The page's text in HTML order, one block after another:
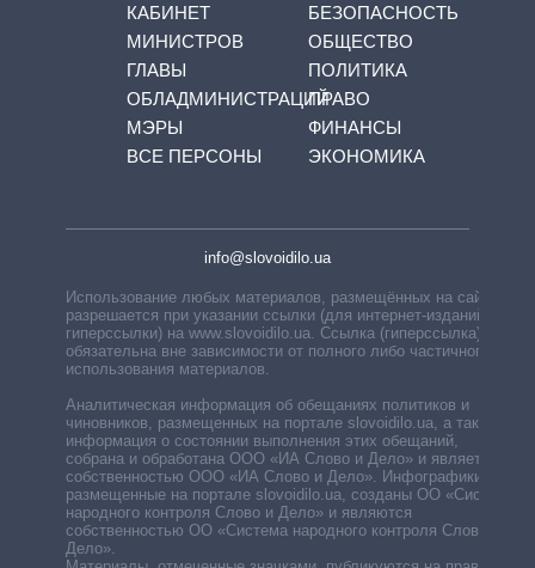
КАБИНЕТ
МИНИСТРОВ
ГЛАВЫ
ОБЛАДМИНИСТРАЦИЙ
МЭРЫ
ВСЕ ПЕРСОНЫ
БЕЗОПАСНОСТЬ
ОБЩЕСТВО
ПОЛИТИКА
ПРАВО
ФИНАНСЫ
ЭКОНОМИКА
info@slovoidilo.ua
Использование любых материалов, размещённых на сайте,
разрешается при указании ссылки (для интернет-изданий —
гиперссылки) на www.slovoidilo.ua. Ссылка (гиперссылка)
обязательна вне зависимости от полного либо частичного
использования материалов.
Аналитическая информация об обещаниях политиков и
чиновников, размещенных на портале slovoidilo.ua, а также
информация о состоянии выполнения этих обещаний,
собрана и обработана ООО «ИА Слово и Дело» и является
собственностью ООО «ИА Слово и Дело». Инфографики,
размещенные на портале slovoidilo.ua, созданы ОО «Система
народного контроля Слово и Дело» и являются
собственностью ОО «Система народного контроля Слово и
Дело».